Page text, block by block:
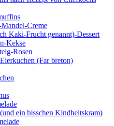
Creme
Kaki-Frucht genannt)-Dessert
Kekse
Rosen
(Far breton)
ein bisschen Kindheitskram)